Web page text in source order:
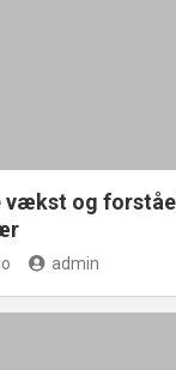
vækst og
admin